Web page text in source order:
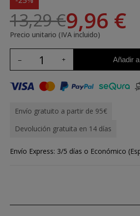
13,29 €9,96 €
Precio unitario (IVA incluido)
Añadir
Envío gratuito a partir de 95€
Devolución gratuita en 14 días
Envío Express: 3/5 días o Económico